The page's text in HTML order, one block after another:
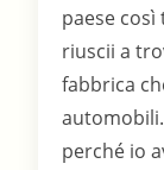
paese
riuscii a
fabbrica
perché io